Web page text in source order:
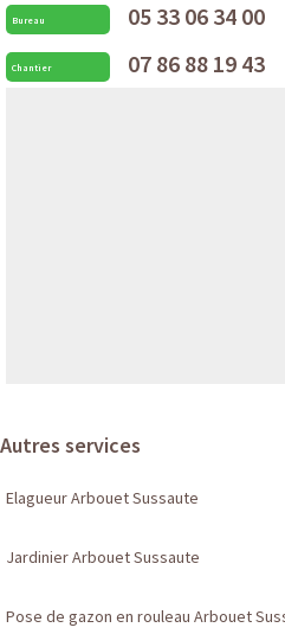
Bureau 05 33 06 34 00
Chantier 07 86 88 19 43
Autres services
Elagueur Arbouet Sussaute
Jardinier Arbouet Sussaute
Pose de gazon en rouleau Arbouet